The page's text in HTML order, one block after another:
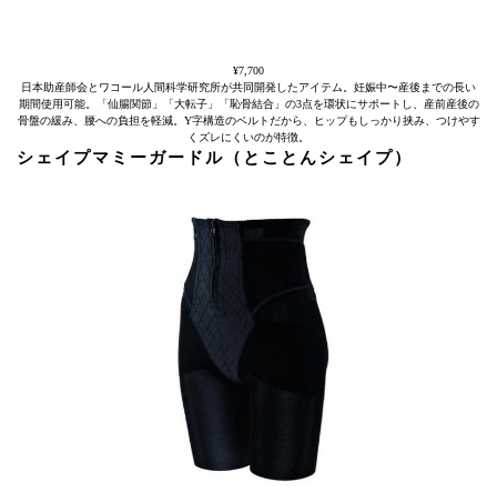
¥7,700
日本助産師会とワコール人間科学研究所が共同開発したアイテム。妊娠中〜産後までの長い
期間使用可能。「仙腸関節」「大転子」「恥骨結合」の3点を環状にサポートし、産前産後の
骨盤の緩み、腰への負担を軽減。Y字構造のベルトだから、ヒップもしっかり挟み、つけやす
くズレにくいのが特徴。
シェイプマミーガードル（とことんシェイプ）